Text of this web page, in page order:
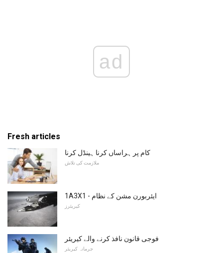
ad
Fresh articles
کام پر ہراساں کرنا ہینڈل کرنا
ملازمت کی تلاش
1A3X1 - ایئربورن مشن کے نظام
کیریئرز
فوجی قانون نافذ کرنے والے کیریئر
جرمانہ کیریئر